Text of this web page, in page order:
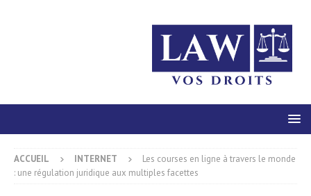
ACCUEIL INTERNET
Les courses en ligne à travers le monde
: une régulation juridique aux multiples facettes